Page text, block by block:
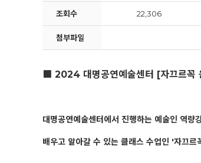
조회수 22,306
첨부파일
■ 2024 대명공연예술센터 [자끄르꼭
대명공연예술센터에서 진행하는 예술인 역
배우고 알아갈 수 있는 클래스 수업인 '자